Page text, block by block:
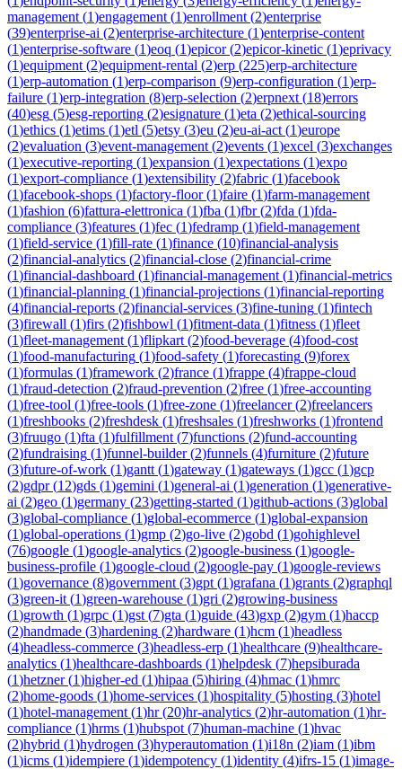
management (1)engagement (1)enrollment (2)enterprise
(39)enterprise-ai (2)enterprise-architecture (1)enterprise-content
(1)enterprise-software (1)eoq (1)epicor(2)epicor-kinetic (1)eprivacy
(1)equipment (2)equipment-rental (2)erp (225)erp-architecture
(1)erp-automation (1)erp-comparison (9)erp-configuration (1)erp-
failure (1)erp-integration (8)erp-selection (2)erpnext (18)errors
(40)esg (5)esg-reporting (2)esignature (1)eta (2)ethical-sourcing
(1)ethics (1)etims (1)etl (5)etsy (3)eu (2)eu-ai-act (1)europe
(2)evaluation (3)event-management (2)events (1)excel (3)exchanges
(1)executive-reporting (1)expansion (1)expectations (1)expo
(1)export-compliance (1)extensibility (2)fabric (1)facebook
(1)facebook-shops (1)factory-floor(1)faire (1)farm-management
(1)fashion (6)fattura-elettronica (1)fba (1)fbr(2)fda (1)fda-
compliance (3)features (1)fec (1)fedramp (1)field-management
(1)field-service (1)fill-rate (1)finance (10)financial-analysis
(2)financial-analytics (2)financial-close (2)financial-crime
(1)financial-dashboard (1)financial-management (1)financial-metrics
(1)financial-planning (1)financial-projections (1)financial-reporting
(4)financial-reports (2)financial-services (3)fine-tuning (1)fintech
(3)firewall (1)firs (2)fishbowl (1)fitment-data (1)fitness (1)fleet
(1)fleet-management (1)flipkart (2)food-beverage (4)food-cost
(1)food-manufacturing (1)food-safety (1)forecasting (9)forex
(1)formulas (1)framework (2)france (1)frappe (4)frappe-cloud
(1)fraud-detection (2)fraud-prevention (2)free (1)free-accounting
(1)free-tool (1)free-tools (1)free-zone (1)freelancer(2)freelancers
(1)freshbooks (2)freshdesk (1)freshsales (1)freshworks (1)frontend
(3)fruugo (1)fta (1)fulfillment (7)functions (2)fund-accounting
(2)fundraising (1)funnel-builder(2)funnels (4)furniture (2)future
(3)future-of-work (1)gantt (1)gateway (1)gateways (1)gcc (1)gcp
(2)gdpr(12)gds (1)gemini (1)general-ai (1)generation (1)generative-
ai (2)geo (1)germany (23)getting-started (1)github-actions (3)global
(3)global-compliance (1)global-ecommerce (1)global-expansion
(1)global-operations (1)gmp (2)go-live (2)gobd (1)gohighlevel
(76)google (1)google-analytics (2)google-business (1)google-
business-profile (1)google-cloud (2)google-pay (1)google-reviews
(1)governance (8)government (3)gpt (1)grafana (1)grants (2)graphql
(3)green-it (1)green-warehouse (1)gri (2)growing-business
(1)growth (1)grpc (1)gst (7)gta (1)guide (43)gxp (2)gym (1)haccp
(2)handmade (3)hardening (2)hardware (1)hcm (1)headless
(4)headless-commerce (3)headless-erp (1)healthcare (9)healthcare-
analytics (1)healthcare-dashboards (1)helpdesk (7)hepsiburada
(1)hetzner(1)higher-ed (1)hipaa (5)hiring (4)hmac (1)hmrc
(2)home-goods (1)home-services (1)hospitality (5)hosting (3)hotel
(1)hotel-management (1)hr(20)hr-analytics (2)hr-automation (1)hr-
compliance (1)hrms (1)hubspot (7)human-machine (1)hvac
(2)hybrid (1)hydrogen (3)hyperautomation (1)i18n (2)iam (1)ibm
(1)icms (1)idempiere (1)idempotency (1)identity (4)ifrs-15 (1)image-